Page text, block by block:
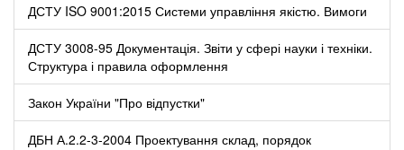
ДСТУ ISO 9001:2015 Системи управління якістю. Вимоги
ДСТУ 3008-95 Документація. Звіти у сфері науки і техніки.
Структура і правила оформлення
Закон України "Про відпустки"
ДБН А.2.2-3-2004 Проектування склад, порядок